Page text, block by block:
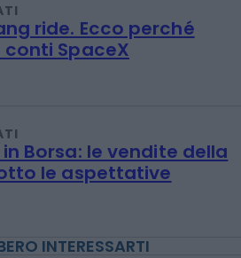
ride. Ecco perché
SpaceX
Borsa: le vendite della
le aspettative
INTERESSARTI